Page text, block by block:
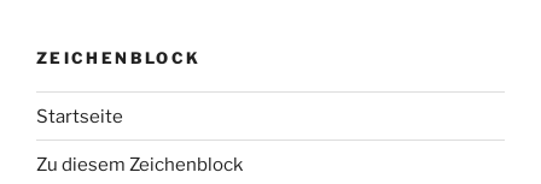
ZEICHENBLOCK
Startseite
Zu diesem Zeichenblock